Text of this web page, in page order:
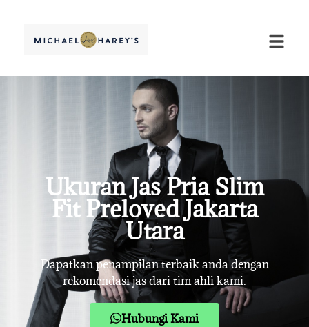
Ukuran Jas Pria Slim
Fit Preloved Jakarta
Utara
Dapatkan penampilan terbaik anda dengan
rekomendasi jas dari tim ahli kami.
Hubungi Kami